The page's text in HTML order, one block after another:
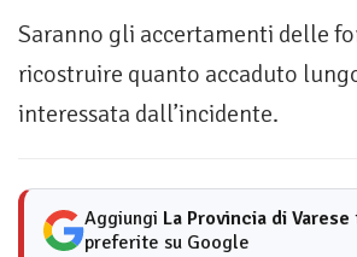
Saranno gli accertamenti delle
ricostruire quanto accaduto
interessata dall’incidente.
Aggiungi La Provincia di Varese
preferite su Google